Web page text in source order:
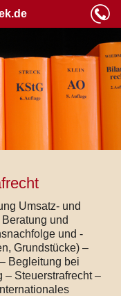
Umsatz- und
und
und -
Grundstücke) –
Begleitung bei
– Steuerstrafrecht –